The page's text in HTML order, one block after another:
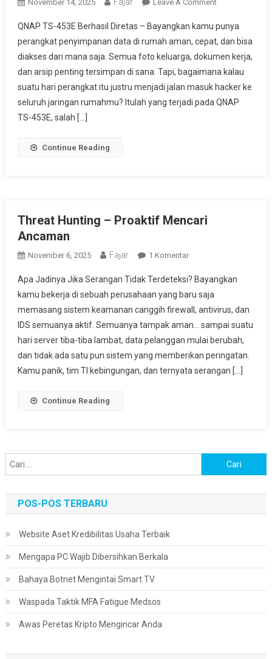
November 14, 2025 Leave A Comment
TS-
453E
Berhasil
Diretas
QNAP TS-453E Berhasil Diretas – Bayangkan kamu punya
perangkat penyimpanan data di rumah aman, cepat, dan bisa
diakses dari mana saja. Semua foto keluarga, dokumen kerja,
dan arsip penting tersimpan di sana. Tapi, bagaimana kalau
suatu hari perangkat itu justru menjadi jalan masuk hacker ke
seluruh jaringan rumahmu? Itulah yang terjadi pada QNAP
TS-453E, salah […]
Continue Reading
Threat Hunting – Proaktif Mencari
Ancaman
November 6, 2025 Fajar 1 KomentarPada
Hunting
–
Proaktif
Mencari
Ancaman
Apa Jadinya Jika Serangan Tidak Terdeteksi? Bayangkan
kamu bekerja di sebuah perusahaan yang baru saja
memasang sistem keamanan canggih firewall, antivirus, dan
IDS semuanya aktif. Semuanya tampak aman… sampai suatu
hari server tiba-tiba lambat, data pelanggan mulai berubah,
dan tidak ada satu pun sistem yang memberikan peringatan.
Kamu panik, tim TI kebingungan, dan ternyata serangan […]
Continue Reading
untuk:
POS-POS TERBARU
Website Aset Kredibilitas Usaha Terbaik
Mengapa PC Wajib Dibersihkan Berkala
Bahaya Botnet Mengintai Smart TV
Waspada Taktik MFA Fatigue Medsos
Awas Peretas Kripto Mengincar Anda